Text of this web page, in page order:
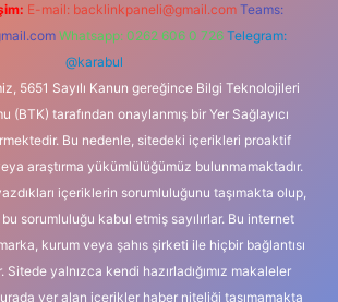
E-mail: backlinkpaneli@gmail.com Teams:
Whatsapp: 0262 606 0 726 Telegram:
@karabul
5651 Sayılı Kanun gereğince Bilgi Teknolojileri
(BTK) tarafından onaylanmış bir Yer Sağlayıcı
Bu nedenle, sitedeki içerikleri proaktif
araştırma yükümlülüğümüz bulunmamaktadır.
içeriklerin sorumluluğunu taşımakta olup,
sorumluluğu kabul etmiş sayılırlar. Bu internet
kurum veya şahıs şirketi ile hiçbir bağlantısı
Sitede yalnızca kendi hazırladığımız makaleler
yer alan içerikler haber niteliği taşımamakta